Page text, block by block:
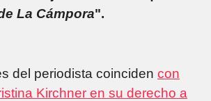
La Cámpora".
del periodista coinciden con
Kirchner en su derecho a